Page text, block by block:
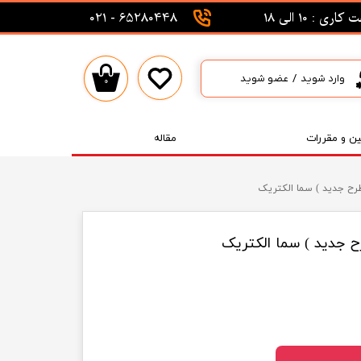
و مقررات مقاله
: 10 الی 18 65280448 - 021
۰ وارد شوید / عضو شوید
حساب کاربری من
تغییر گذر واژه